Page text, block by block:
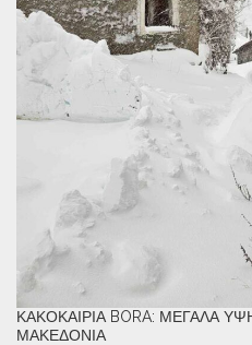
ΚΑΚΟΚΑΙΡΊΑ BORA: ΜΕΓΆΛΑ
ΜΑΚΕΔΟΝΊΑ